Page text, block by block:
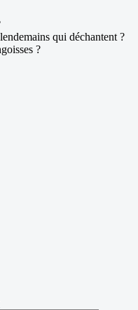
qui déchantent ?
?